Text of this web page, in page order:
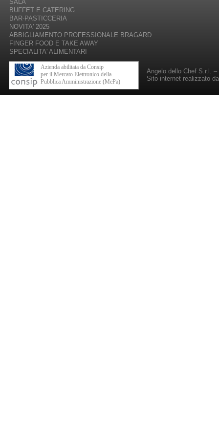
SALA
BUFFET E CATERING
BAR-PASTICCERIA
NOVITA' 2025
ABBIGLIAMENTO PROFESSIONALE BRAGARD
FINGER FOOD E TAKE AWAY
SPECIALITA' ALIMENTARI
Azienda abilitata da Consip
per il Mercato Elettronico della
Pubblica Amministrazione (MePa)
Angelo dello Chef S.r.l. –
Sito internet realizzato